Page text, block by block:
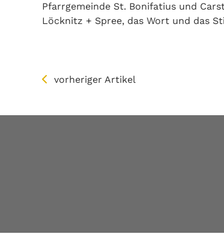
Pfarrgemeinde St. Bonifatius und
Löcknitz + Spree, das Wort und das
vorheriger Artikel